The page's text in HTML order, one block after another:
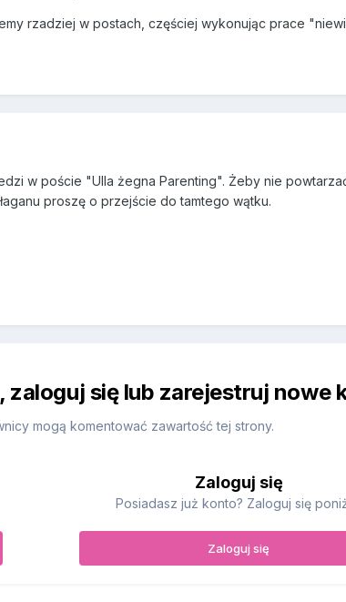
rzadziej w postach, częściej wykonując prace
w poście "Ulla żegna Parenting". Żeby nie
proszę o przejście do tamtego wątku.
się lub zarejestruj nowe
mogą komentować zawartość tej strony.
Zaloguj się
Posiadasz już konto? Zaloguj się
Zaloguj się